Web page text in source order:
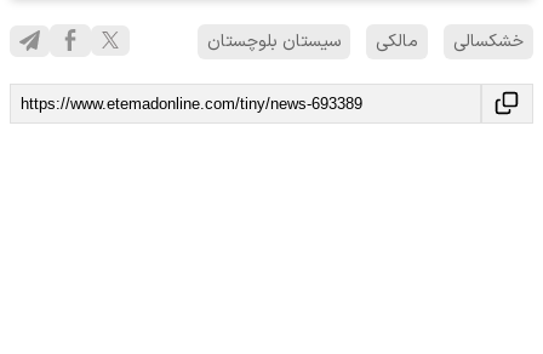
خشکسالی مالکی سیستان بلوچستان